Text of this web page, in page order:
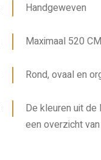
Handgeweven
Maximaal 520
Rond, ovaal en
De kleuren uit
een overzicht